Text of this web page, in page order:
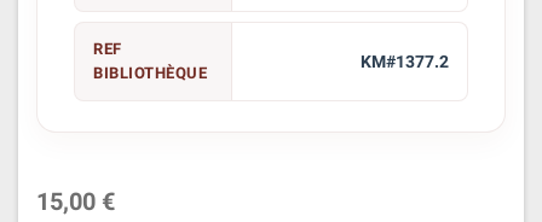
REF
BIBLIOTHÈQUE
KM#1377.2
15,00 €